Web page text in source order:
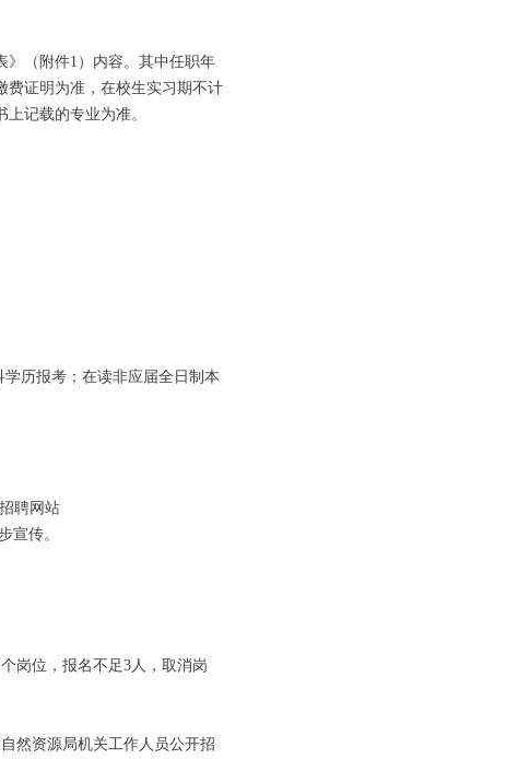
（附件1）内容。其中任职年
费证明为准，在校生实习期不计
记载的专业为准。
历报考；在读非应届全日制本
聘网站
宣传。
岗位，报名不足3人，取消岗
然资源局机关工作人员公开招